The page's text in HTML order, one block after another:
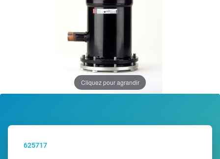
Cliquez pour agrandir
625717